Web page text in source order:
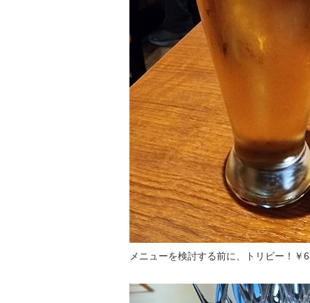
メニューを検討する前に、トリビー！￥